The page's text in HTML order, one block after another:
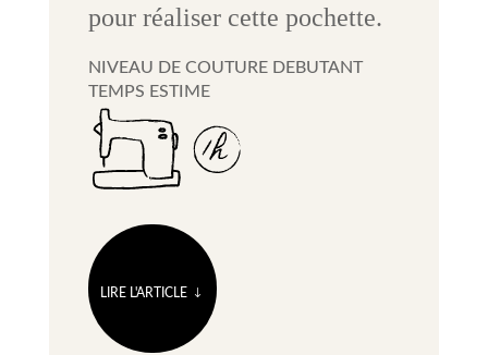
pour réaliser cette pochette.
NIVEAU DE COUTURE DEBUTANT
TEMPS ESTIME
LIRE L'ARTICLE